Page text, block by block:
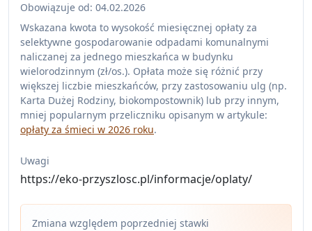
Obowiązuje od: 04.02.2026
Wskazana kwota to wysokość miesięcznej opłaty za
selektywne gospodarowanie odpadami komunalnymi
naliczanej za jednego mieszkańca w budynku
wielorodzinnym (zł/os.). Opłata może się różnić przy
większej liczbie mieszkańców, przy zastosowaniu ulg (np.
Karta Dużej Rodziny, biokompostownik) lub przy innym,
mniej popularnym przeliczniku opisanym w artykule:
opłaty za śmieci w 2026 roku.
Uwagi
https://eko-przyszlosc.pl/informacje/oplaty/
Zmiana względem poprzedniej stawki